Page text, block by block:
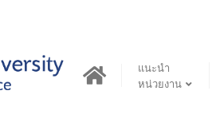
แนะนำ
หน่วยงาน